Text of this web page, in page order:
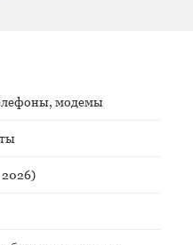
модемы
2026)